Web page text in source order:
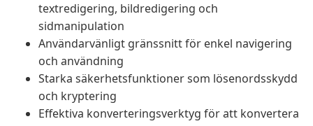
textredigering, bildredigering och
sidmanipulation
Användarvänligt gränssnitt för enkel navigering
och användning
Starka säkerhetsfunktioner som lösenordsskydd
och kryptering
Effektiva konverteringsverktyg för att konvertera